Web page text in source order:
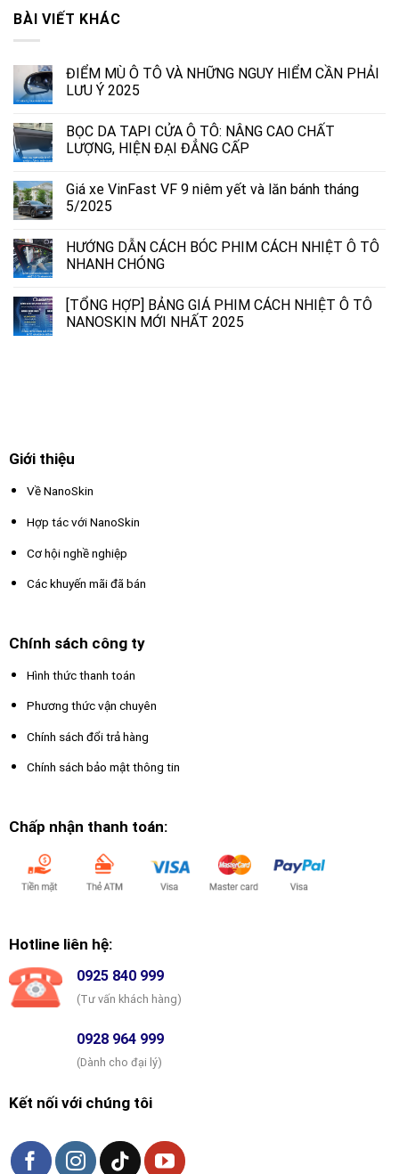
BÀI VIẾT KHÁC
ĐIỂM MÙ Ô TÔ VÀ NHỮNG NGUY HIỂM CẦN PHẢI
LƯU Ý 2025
BỌC DA TAPI CỬA Ô TÔ: NÂNG CAO CHẤT
LƯỢNG, HIỆN ĐẠI ĐẲNG CẤP
Giá xe VinFast VF 9 niêm yết và lăn bánh tháng
5/2025
HƯỚNG DẪN CÁCH BÓC PHIM CÁCH NHIỆT Ô TÔ
NHANH CHÓNG
[TỔNG HỢP] BẢNG GIÁ PHIM CÁCH NHIỆT Ô TÔ
NANOSKIN MỚI NHẤT 2025
Giới thiệu
Về NanoSkin
Hợp tác với NanoSkin
Cơ hội nghề nghiệp
Các khuyến mãi đã bán
Chính sách công ty
Hình thức thanh toán
Phương thức vận chuyên
Chính sách đổi trả hàng
Chính sách bảo mật thông tin
Chấp nhận thanh toán:
Hotline liên hệ:
0925 840 999
(Tư vấn khách hàng)
0928 964 999
(Dành cho đại lý)
Kết nối với chúng tôi